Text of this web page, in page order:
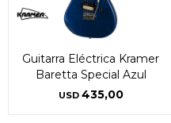
Guitarra Eléctrica Kramer
Baretta Special Azul
USD 435,00